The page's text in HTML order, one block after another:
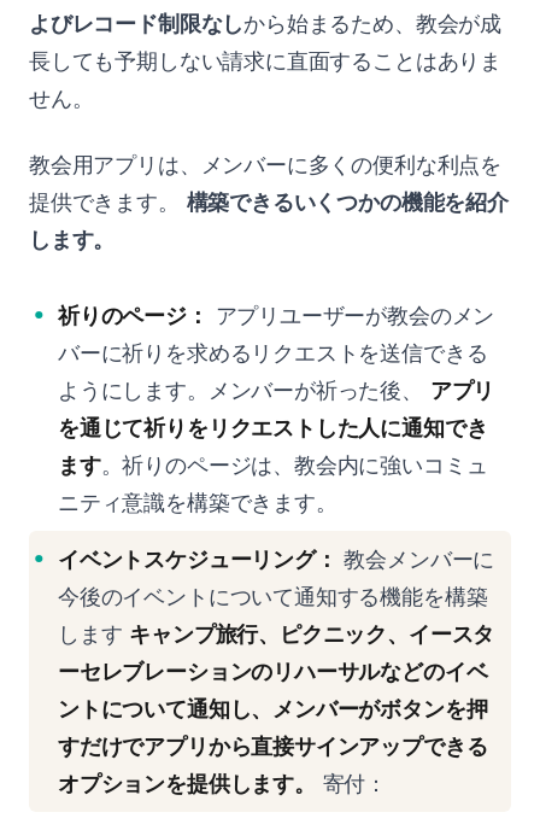
よびレコード制限なしから始まるため、教会が成
長しても予期しない請求に直面することはありま
せん。
教会用アプリは、メンバーに多くの便利な利点を
提供できます。 構築できるいくつかの機能を紹介
します。
祈りのページ：
アプリユーザーが教会のメン
バーに祈りを求めるリクエストを送信できる
ようにします。メンバーが祈った後、 アプリ
を通じて祈りをリクエストした人に通知でき
ます。祈りのページは、教会内に強いコミュ
ニティ意識を構築できます。
イベントスケジューリング： 教会メンバーに
今後のイベントについて通知する機能を構築
します キャンプ旅行、ピクニック、イースタ
ーセレブレーションのリハーサルなどのイベ
ントについて通知し、メンバーがボタンを押
すだけでアプリから直接サインアップできる
オプションを提供します。
寄付：